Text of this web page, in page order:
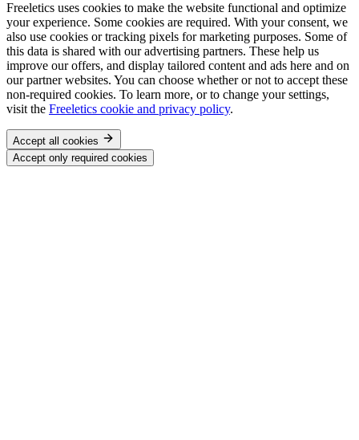
Freeletics uses cookies to make the website functional and optimize
your experience. Some cookies are required. With your consent, we
also use cookies or tracking pixels for marketing purposes. Some of
this data is shared with our advertising partners. These help us
improve our offers, and display tailored content and ads here and on
our partner websites. You can choose whether or not to accept these
non-required cookies. To learn more, or to change your settings,
visit the Freeletics cookie and privacy policy.
Accept all cookies
Accept only required cookies